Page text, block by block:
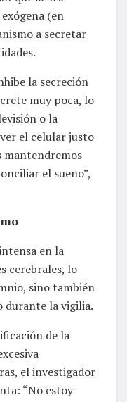
(en
a secretar
la secreción
muy poca, lo
o la
el celular justo
mantendremos
el sueño”,
en la
cerebrales, lo
sino también
durante la vigilia.
de la
el investigador
“No estoy